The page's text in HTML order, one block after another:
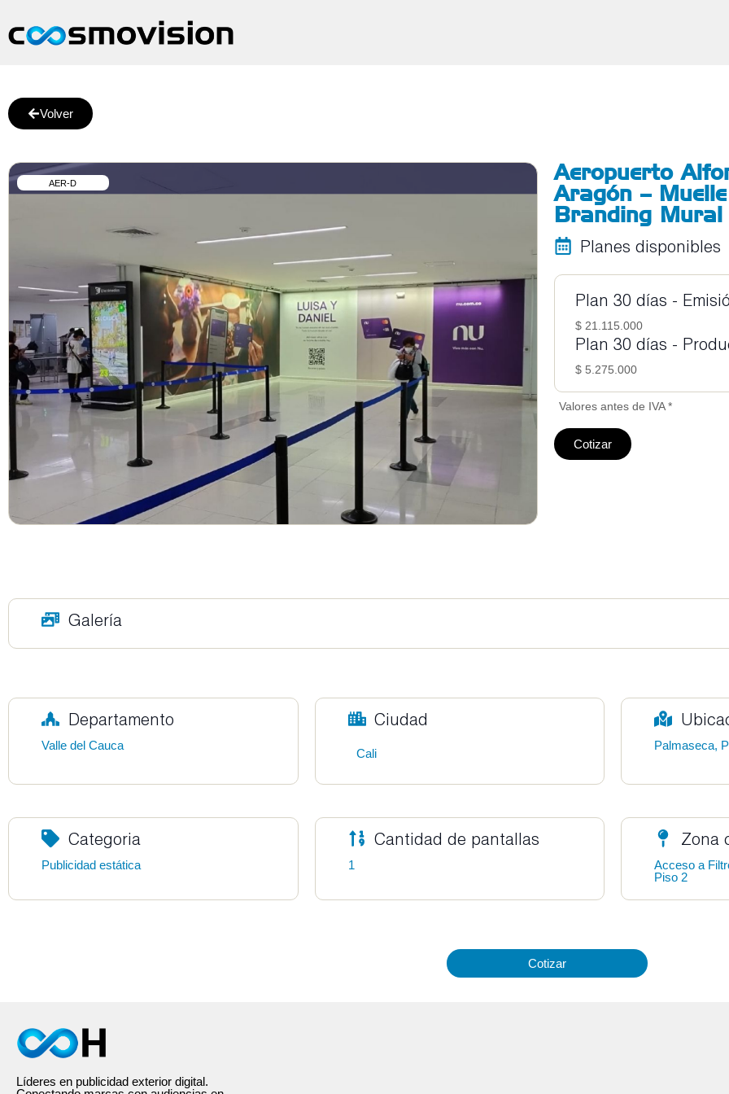
Volver
AER-D
Aeropuerto
Aragón –
Branding Mural
Planes disponibles
Plan 30 días -
$ 21.115.000
Plan 30 días -
$ 5.275.000
Valores antes de IVA *
Cotizar
Galería
Departamento
Valle del Cauca
Ciudad
Cali
Palmaseca,
Categoria
Publicidad estática
Cantidad de pantallas
1
Zona
Acceso a
Piso 2
Cotizar
Líderes en publicidad exterior digital.